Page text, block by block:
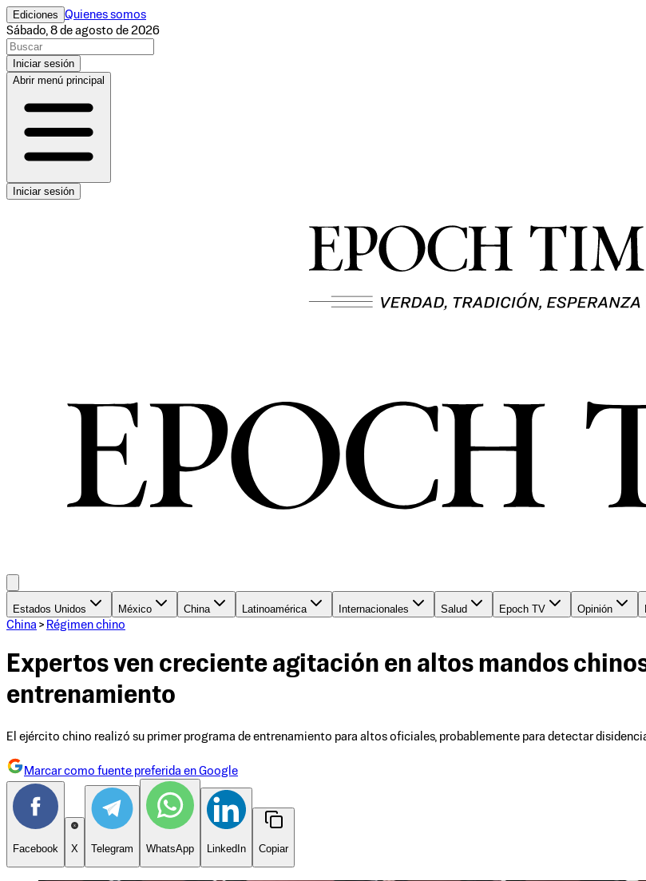
Ediciones Quienes somos
Sábado, 8 de agosto de 2026
Iniciar sesión
Abrir menú principal
Iniciar sesión
Estados Unidos México China Latinoamérica Internacionales Salud Epoch TV Opinión
China > Régimen chino
Expertos ven creciente agitación en altos mandos
entrenamiento
El ejército chino realizó su primer programa de entrenamiento para altos oficiales, probablemente para detectar
Marcar como fuente preferida en Google
Facebook X Telegram WhatsApp LinkedIn Copiar